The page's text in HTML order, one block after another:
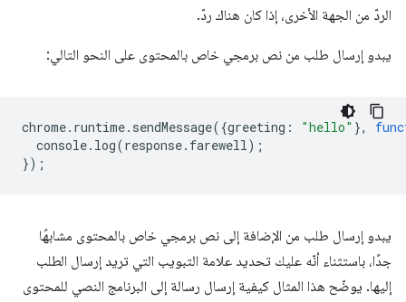
الردّ من الجهة الأخرى، إذا كان هناك ردّ.
يبدو إرسال طلب من نص برمجي خاص بالمحتوى على النحو التالي:
chrome. runtime. sendMessage({greeting : "hello" },
console. log(response. farewell);
});
يبدو إرسال طلب من الإضافة إلى نص برمجي خاص بالمحتوى مشابهًا
جدًا، باستثناء أنّه عليك تحديد علامة التبويب التي تريد إرسال الطلب
إليها. يوضّح هذا المثال كيفية إرسال رسالة إلى البرنامج النصي للمحتوى